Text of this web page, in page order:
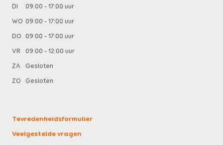
DI 09:00 - 17:00 uur
WO 09:00 - 17:00 uur
DO 09:00 - 17:00 uur
VR 09:00 - 12:00 uur
ZA Gesloten
ZO Gesloten
Tevredenheidsformulier
Veelgestelde vragen